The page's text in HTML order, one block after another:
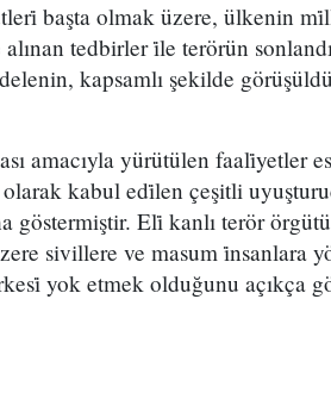
başta olmak üzere, ülkenin
tedbirler i̇le terörün
kapsamlı şekilde
amacıyla yürütülen faali̇yetler
kabul edi̇len çeşitli
Eli̇ kanlı terör
sivillere ve masum i̇nsanlara
yok etmek olduğunu açıkça